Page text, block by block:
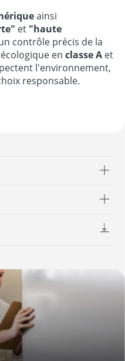
ainsi
et "haute
contrôle précis de la
en classe A et
l'environnement,
responsable.